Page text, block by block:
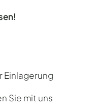
Einlagerung
Sie mit uns